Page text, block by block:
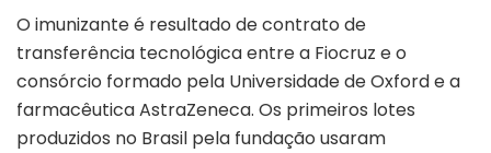
O imunizante é resultado de contrato de
transferência tecnológica entre a Fiocruz e o
consórcio formado pela Universidade de Oxford e a
farmacêutica AstraZeneca. Os primeiros lotes
produzidos no Brasil pela fundação usaram